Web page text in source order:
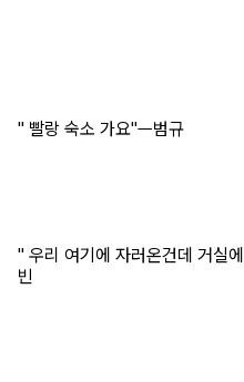
" 빨랑 숙소 가요"ㅡ범규
" 우리 여기에 자러온건데 거실
빈